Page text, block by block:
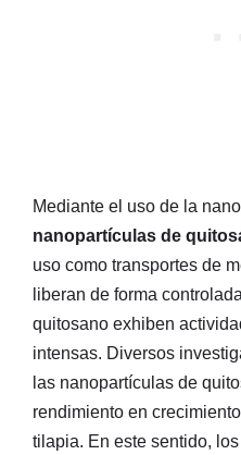
Mediante el uso de la
nanopartículas de
uso como transportes de
liberan de forma
quitosano exhiben
intensas. Diversos
las nanopartículas de
rendimiento en
tilapia. En este sentido,